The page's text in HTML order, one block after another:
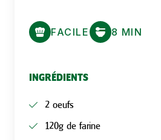
FACILE 8 MIN
INGRÉDIENTS
2 oeufs
120g de farine